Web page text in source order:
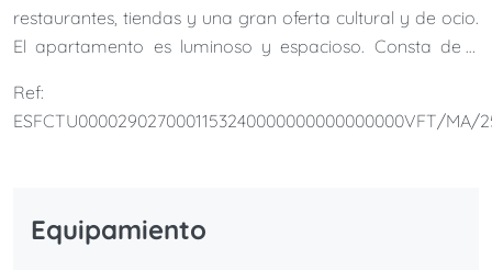
restaurantes, tiendas y una gran oferta cultural y de ocio.
El apartamento es luminoso y espacioso. Consta de 3
fantástica terraza privada. El apartamento es ideal para
parejas, familias y grupos.
Ref:
ESFCTU0000290270001153240000000000000000VFT/MA/
Equipamiento